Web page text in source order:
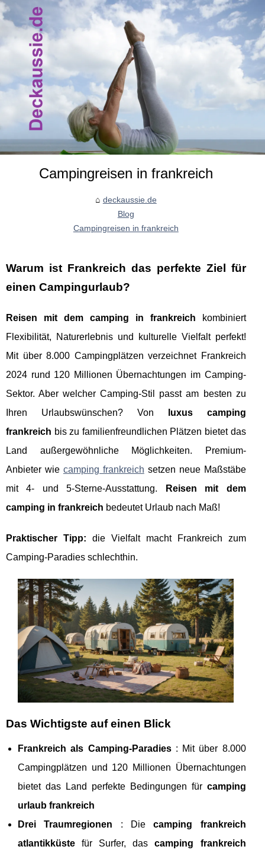
Campingreisen in frankreich
deckaussie.de
Blog
Campingreisen in frankreich
Warum ist Frankreich das perfekte Ziel für
einen Campingurlaub?
Reisen mit dem camping in frankreich kombiniert
Flexibilität, Naturerlebnis und kulturelle Vielfalt perfekt!
Mit über 8.000 Campingplätzen verzeichnet Frankreich
2024 rund 120 Millionen Übernachtungen im Camping-
Sektor. Aber welcher Camping-Stil passt am besten zu
Ihren Urlaubswünschen? Von
luxus camping
frankreich bis zu familienfreundlichen Plätzen bietet das
Land außergewöhnliche Möglichkeiten. Premium-
Anbieter wie camping frankreich setzen neue Maßstäbe
mit 4- und 5-Sterne-Ausstattung.
Reisen mit dem
camping in frankreich bedeutet Urlaub nach Maß!
Praktischer Tipp: die Vielfalt macht Frankreich zum
Camping-Paradies schlechthin.
Das Wichtigste auf einen Blick
Frankreich als Camping-Paradies: Mit über 8.000
Campingplätzen und 120 Millionen Übernachtungen
bietet das Land perfekte Bedingungen für camping
urlaub frankreich
Drei Traumregionen : Diecamping frankreich
atlantikküste für Surfer, dascamping frankreich